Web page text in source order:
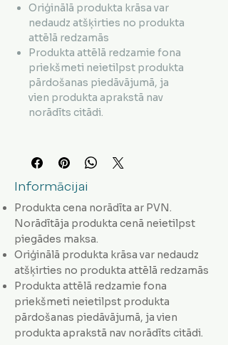
Oriģinālā produkta krāsa var
nedaudz atšķirties no produkta
attēlā redzamās
Produkta attēlā redzamie fona
priekšmeti neietilpst produkta
pārdošanas piedāvājumā, ja
vien produkta aprakstā nav
norādīts citādi.
Informācijai
Produkta cena norādīta ar PVN.
Norādītāja produkta cenā neietilpst
piegādes maksa.
Oriģinālā produkta krāsa var nedaudz
atšķirties no produkta attēlā redzamās
Produkta attēlā redzamie fona
priekšmeti neietilpst produkta
pārdošanas piedāvājumā, ja vien
produkta aprakstā nav norādīts citādi.